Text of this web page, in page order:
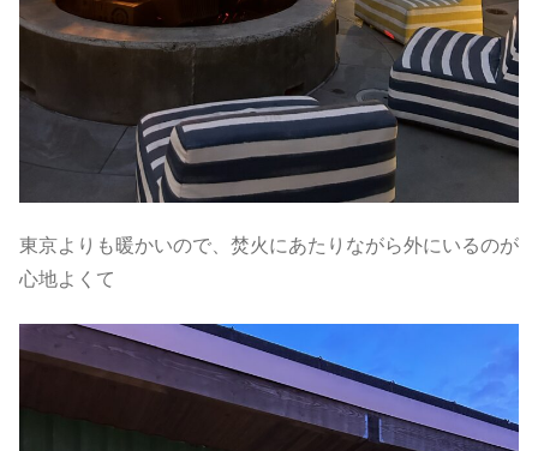
東京よりも暖かいので、焚火にあたりながら外にいるのが
心地よくて